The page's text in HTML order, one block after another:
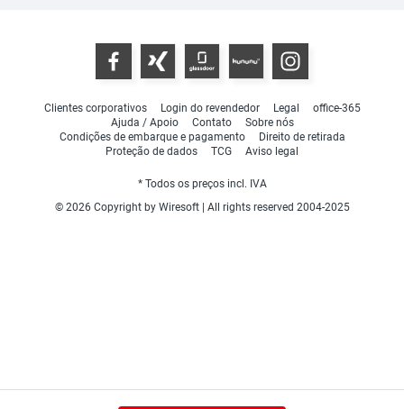
Clientes corporativos Login do revendedor Legal
office-365
Ajuda / Apoio
Contato
Sobre nós
Condições de embarque e pagamento
Direito de retirada
Proteção de dados
TCG Aviso legal
* Todos os preços incl. IVA
© 2026 Copyright by Wiresoft | All rights reserved 2004-2025